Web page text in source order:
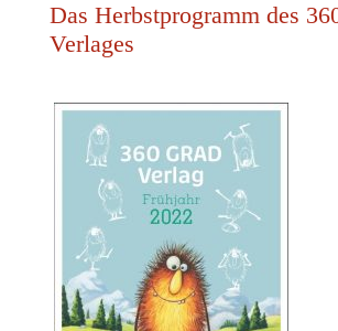
Das Herbstprogramm des
Verlages